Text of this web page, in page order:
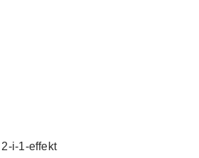
i-1-effekt